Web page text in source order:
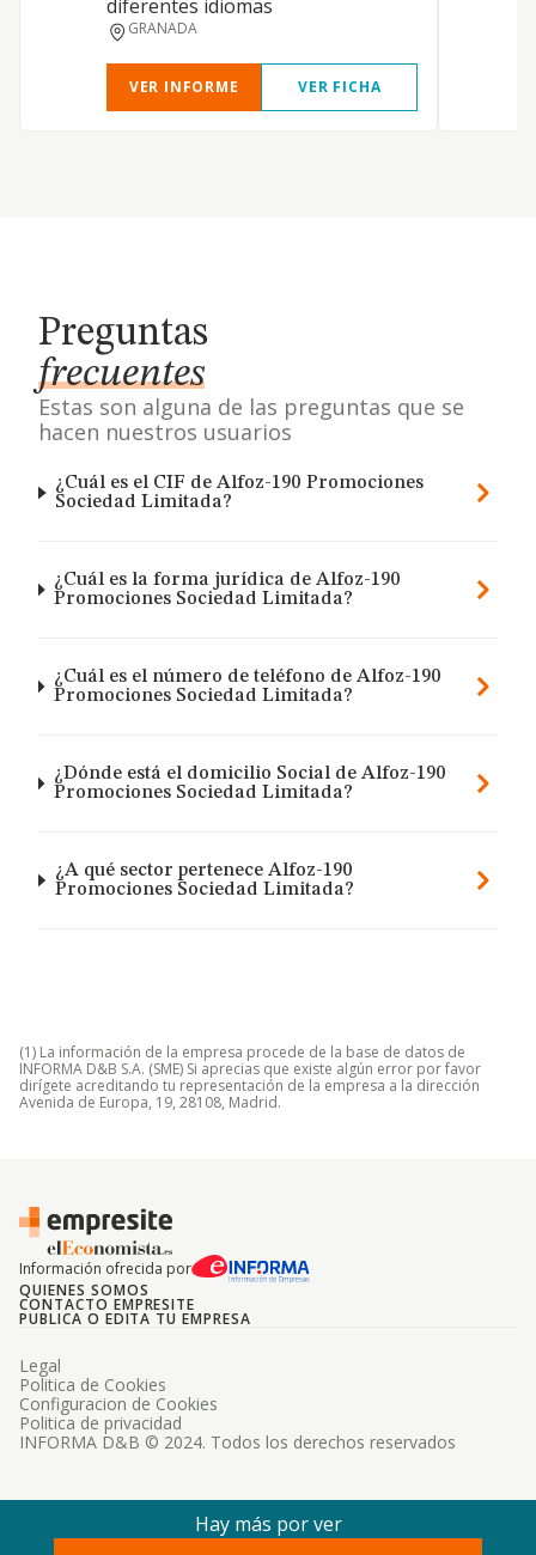
diferentes idiomas
GRANADA
VER INFORME VER FICHA
Preguntas
frecuentes
Estas son alguna de las preguntas que se
hacen nuestros usuarios
¿Cuál es el CIF de Alfoz-190 Promociones
Sociedad Limitada?
¿Cuál es la forma jurídica de Alfoz-190
Promociones Sociedad Limitada?
¿Cuál es el número de teléfono de Alfoz-190
Promociones Sociedad Limitada?
¿Dónde está el domicilio Social de Alfoz-190
Promociones Sociedad Limitada?
¿A qué sector pertenece Alfoz-190
Promociones Sociedad Limitada?
(1) La información de la empresa procede de la base de datos de
INFORMA D&B S.A. (SME) Si aprecias que existe algún error por favor
dirígete acreditando tu representación de la empresa a la dirección
Avenida de Europa, 19, 28108, Madrid.
Información ofrecida por
QUIENES SOMOS
CONTACTO EMPRESITE
PUBLICA O EDITA TU EMPRESA
INFORMA D&B © 2024. Todos los derechos reservados
Legal
Politica de Cookies
Configuracion de Cookies
Politica de privacidad
Hay más por ver